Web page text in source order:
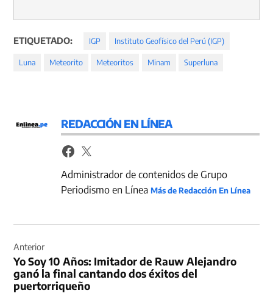
ETIQUETADO: IGP Instituto Geofísico del Perú (IGP)
Luna Meteorito Meteoritos Minam Superluna
REDACCIÓN EN LÍNEA
Administrador de contenidos de Grupo
Periodismo en LíneaMás de Redacción En Línea
de
entradas
Anterior
Yo Soy 10 Años: Imitador de Rauw Alejandro
ganó la final cantando dos éxitos del
puertorriqueño